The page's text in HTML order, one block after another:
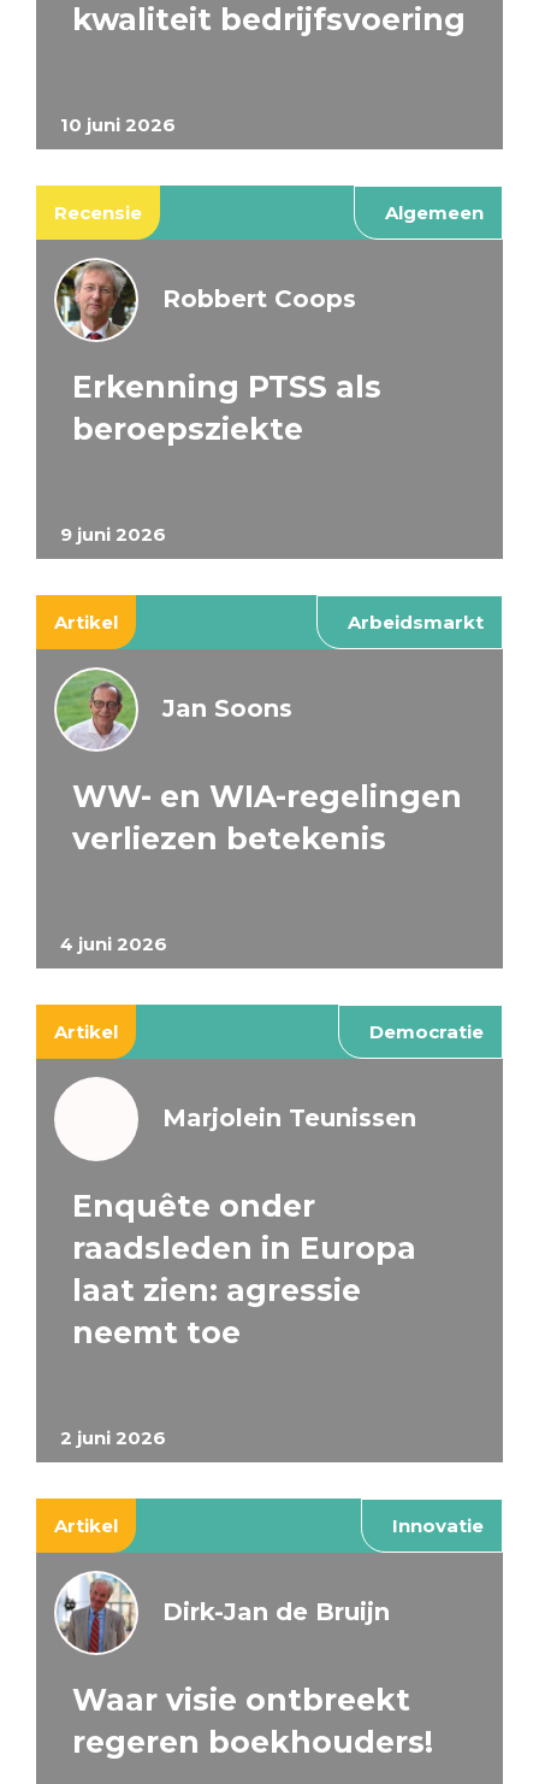
10 juni 2026
kwaliteit bedrijfsvoering
Recensie Algemeen
9 juni 2026
Robbert Coops
Erkenning PTSS als
beroepsziekte
Artikel Arbeidsmarkt
4 juni 2026
Jan Soons
WW- en WIA-regelingen
verliezen betekenis
Artikel Democratie
2 juni 2026
Marjolein Teunissen
Enquête onder
raadsleden in Europa
laat zien: agressie
neemt toe
Artikel Innovatie
Dirk-Jan de Bruijn
Waar visie ontbreekt
regeren boekhouders!